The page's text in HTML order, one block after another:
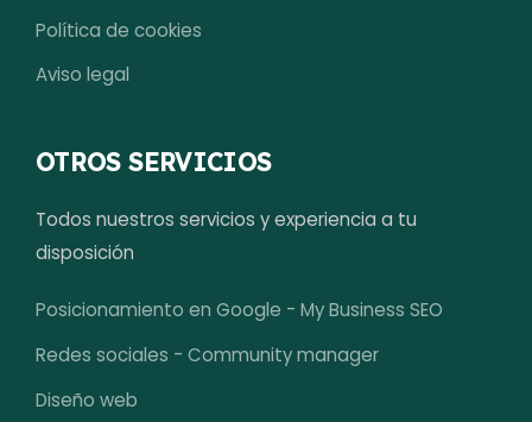
Política de cookies
Aviso legal
OTROS SERVICIOS
Todos nuestros servicios y experiencia a tu
disposición
Posicionamiento en Google - My Business SEO
Redes sociales - Community manager
Diseño web